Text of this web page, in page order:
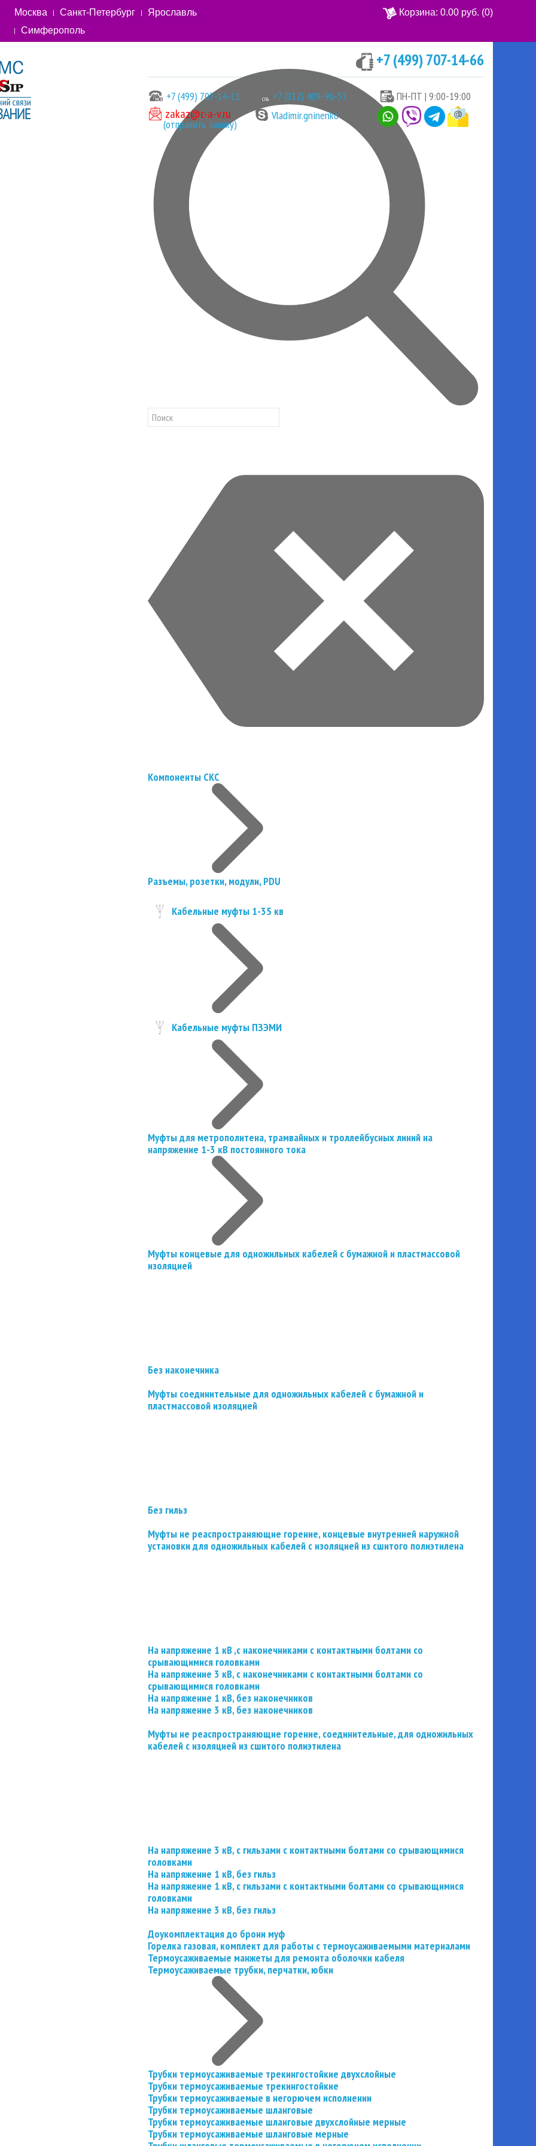
Москва Санкт-Петербург
Ярославль
Симферополь
Корзина: 0.00 руб. (0)
+7 (499) 707-14-66
+7 (499) 707-14-11 +7 (812) 409-96-57 ПН-ПТ | 9:00-19:00
zakaz@c-a-v.ru
(отправить заявку)
Vladimir.gninenko
Компоненты СКС
Разъемы, розетки, модули, PDU
Кабельные муфты 1-35 кв
Кабельные муфты ПЗЭМИ
Муфты для метрополитена, трамвайных и троллейбусных линий на
напряжение 1-3 кВ постоянного тока
Муфты концевые для одножильных кабелей с бумажной и пластмассовой
изоляцией
Без наконечника
Муфты соединительные для одножильных кабелей с бумажной и
пластмассовой изоляцией
Без гильз
Муфты не реаспространяющие горение, концевые внутренней наружной
установки для одножильных кабелей с изоляцией из сшитого полиэтилена
На напряжение 1 кВ ,с наконечниками с контактными болтами со
срывающимися головками
На напряжение 3 кВ, с наконечниками с контактными болтами со
срывающимися головками
На напряжение 1 кВ, без наконечников
На напряжение 3 кВ, без наконечников
Муфты не реаспространяющие горение, соединительные, для одножильных
кабелей с изоляцией из сшитого полиэтилена
На напряжение 3 кВ, с гильзами с контактными болтами со срывающимися
головками
На напряжение 1 кВ, без гильз
На напряжение 1 кВ, с гильзами с контактными болтами со срывающимися
головками
На напряжение 3 кВ, без гильз
Доукомплектация до брони муф
Горелка газовая, комплект для работы с термоусаживаемыми материалами
Термоусаживаемые манжеты для ремонта оболочки кабеля
Термоусаживаемые трубки, перчатки, юбки
Трубки термоусаживаемые трекингостойкие двухслойные
Трубки термоусаживаемые трекингостойкие
Трубки термоусаживаемые в негорючем исполнении
Трубки термоусаживаемые шланговые
Трубки термоусаживаемые шланговые двухслойные мерные
Трубки термоусаживаемые шланговые мерные